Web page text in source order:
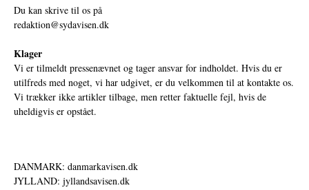
Du kan skrive til os på
redaktion@sydavisen.dk
Klager
Vi er tilmeldt pressenævnet og tager ansvar for indholdet. Hvis du er
utilfreds med noget, vi har udgivet, er du velkommen til at kontakte os.
Vi trækker ikke artikler tilbage, men retter faktuelle fejl, hvis de
uheldigvis er opstået.
DANMARK: danmarkavisen.dk
JYLLAND: jyllandsavisen.dk